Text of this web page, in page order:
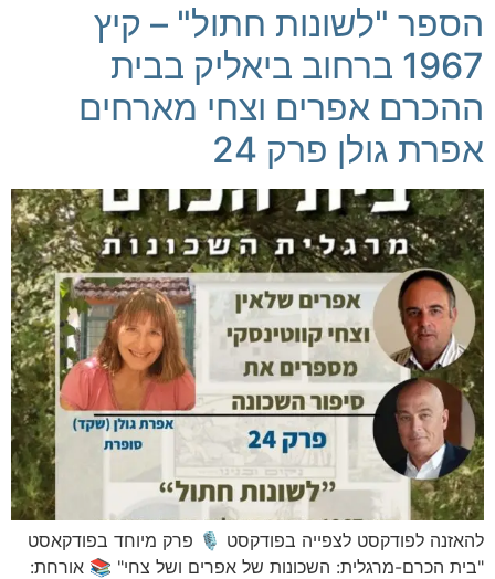
הספר "לשונות חתול" – קיץ
1967 ברחוב ביאליק בבית
ההכרם אפרים וצחי מארחים
אפרת גולן פרק 24
להאזנה לפודקסט לצפייה בפודקסט 🎙️ פרק מיוחד בפודקאסט
"בית הכרם-מרגלית: השכונות של אפרים ושל צחי" 📚 אורחת: